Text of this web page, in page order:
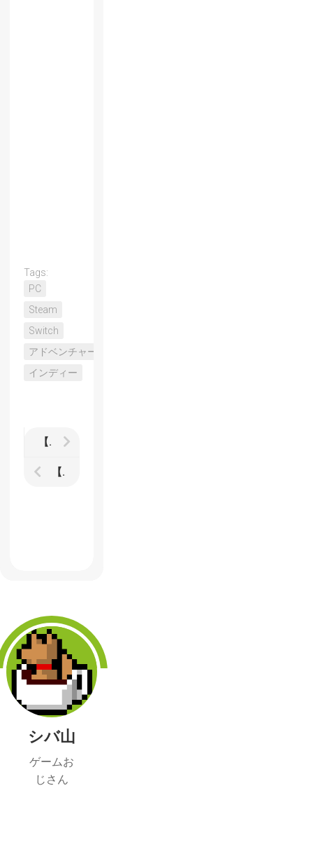
Tags:
PC
Steam
Switch
アドベンチャー
インディー
【ドールズフロントライン2：エクシリウム】がかなり良い
【メタファー:リファンタジオ】レビュー
シバ山
ゲームお
じさん